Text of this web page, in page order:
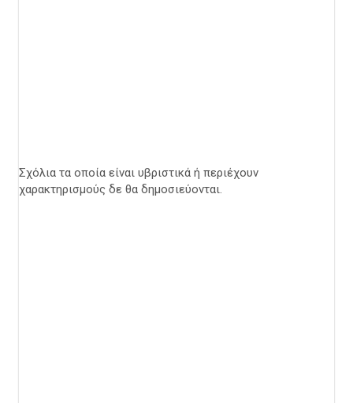
Σχόλια τα οποία είναι υβριστικά ή περιέχουν
χαρακτηρισμούς δε θα δημοσιεύονται.